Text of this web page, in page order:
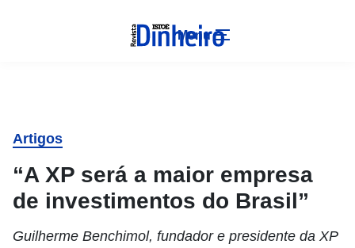
Menu
Artigos
“A XP será a maior empresa
de investimentos do Brasil”
Guilherme Benchimol, fundador e presidente da XP